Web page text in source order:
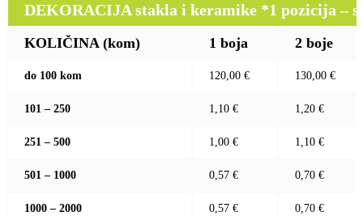
DEKORACIJA stakla i keramike *1 pozicija –
KOLIČINA (kom) 1 boja 2 boje
do 100 kom 120,00 € 130,00 €
101 – 250 1,10 € 1,20 €
251 – 500 1,00 € 1,10 €
501 – 1000 0,57 € 0,70 €
1000 – 2000 0,57 € 0,70 €